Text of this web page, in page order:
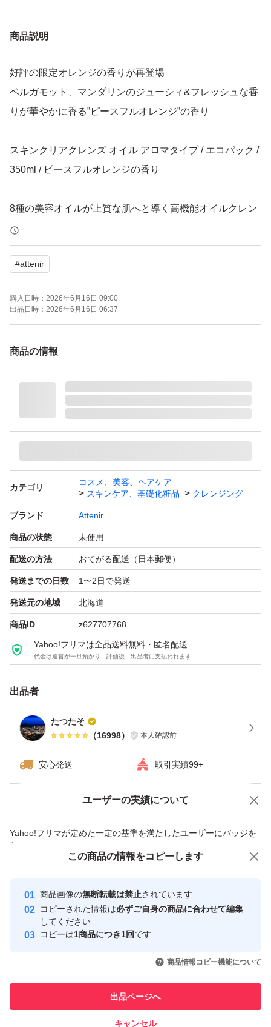
商品説明
好評の限定オレンジの香りが再登場
ベルガモット、マンダリンのジューシィ&フレッシュな香
りが華やかに香る”ピースフルオレンジ”の香り
スキンクリアクレンズ オイル アロマタイプ / エコパック /
350ml / ピースフルオレンジの香り
8種の美容オイルが上質な肌へと導く高機能オイルクレン
ジング
【商品名】スキンクリアクレンズオイル ピースフルオレ
ンジ エコパック×2点
【購入日】2026年6月
※簡易梱包での発送となります。
※潰れ等に不安がある場合、発送方法の変更を＋料金で可
能です。ご購入前にコメントいただければ対応させていた
だきます。
※新品未使用ではございますが、購入時より擦り傷などが
ある場合がございますので、ご了承のうえご購入頂きます
ようお願い申し上げます。
商品の説明
2016年の発売時に、第3のくすみの原因「肌ステイン」を
これを、クレンジングオイルに配合する美容オイルで洗い
流すことに成功し、これまでに累計1,250万本を売り上げ
る大ヒット商品。
みをケアすべく研究を進めたところ、摩擦によって、硬い
アできないかと、逆転の発想にチャレンジ。
ケアの浸透を高め、透明感までもたらす美容クレンジング
へ進化。
肌表面をやわらかくほぐすことで、くすみ*2のベールまで
極限まで摩擦を抑えるために考えられた処方の数々。
8種の美容オイルで素肌の透明感に働きかける。フィルム
タイプのメイクも軽く落とせる、クレンジング力アップ。
濡れた手でも使える。W洗顔不要。まつエクOK。
#attenir
購入日時： 2026年6月16日 09:00
出品日時： 2026年6月16日 06:37
商品の情報
カテゴリ
コスメ、美容、ヘアケア
スキンケア、基礎化粧品
クレンジング
ブランド Attenir
商品の状態 未使用
配送の方法 おてがる配送（日本郵便）
発送までの日数 1〜2日で発送
発送元の地域 北海道
商品ID z627707768
Yahoo!フリマは全品送料無料・匿名配送
代金は運営が一旦預かり、評価後、出品者に支払われます
出品者
たつたそ
（16998） 本人確認前
安心発送 取引実績99+
ユーザーの実績について
Yahoo!フリマが定めた一定の基準を満たしたユーザーにバッジを
付与しています
安心取引出品者
心・安全なユーザーです
取引実績
引を完了させた実績があります
での取引実績があります
価格の相談 商品への質問
この商品の情報をコピーします
商品画像の無断転載は禁止されています
コピーされた情報は必ずご自身の商品に合わせて編集
してください
コピーは1商品につき1回です
商品情報コピー機能について
出品ページへ
キャンセル
この商品をみている人にオススメ